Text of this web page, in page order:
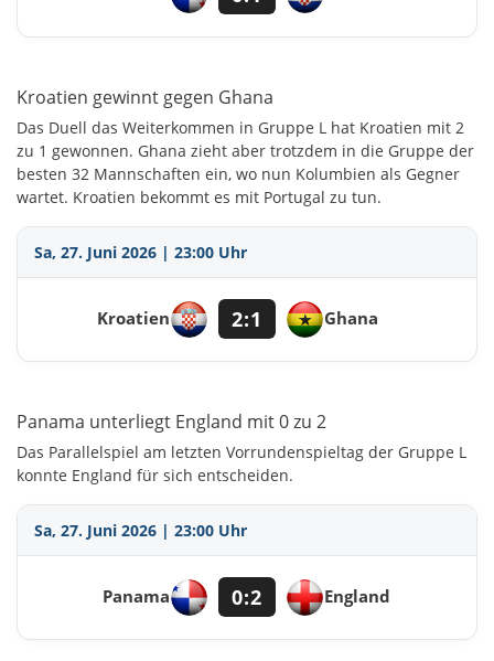
Kroatien gewinnt gegen Ghana
Das Duell das Weiterkommen in Gruppe L hat Kroatien mit 2
zu 1 gewonnen. Ghana zieht aber trotzdem in die Gruppe der
besten 32 Mannschaften ein, wo nun Kolumbien als Gegner
wartet. Kroatien bekommt es mit Portugal zu tun.
Sa, 27. Juni 2026 | 23:00 Uhr
Kroatien 2:1 Ghana
Panama unterliegt England mit 0 zu 2
Das Parallelspiel am letzten Vorrundenspieltag der Gruppe L
konnte England für sich entscheiden.
Sa, 27. Juni 2026 | 23:00 Uhr
Panama 0:2 England